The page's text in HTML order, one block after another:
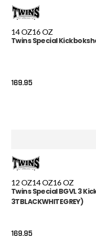
14 OZ16 OZ
Twins Special
169.95
12 OZ14 OZ16 OZ
Twins Special BGVL 3
3TBLACKWHITEGREY)
169.95